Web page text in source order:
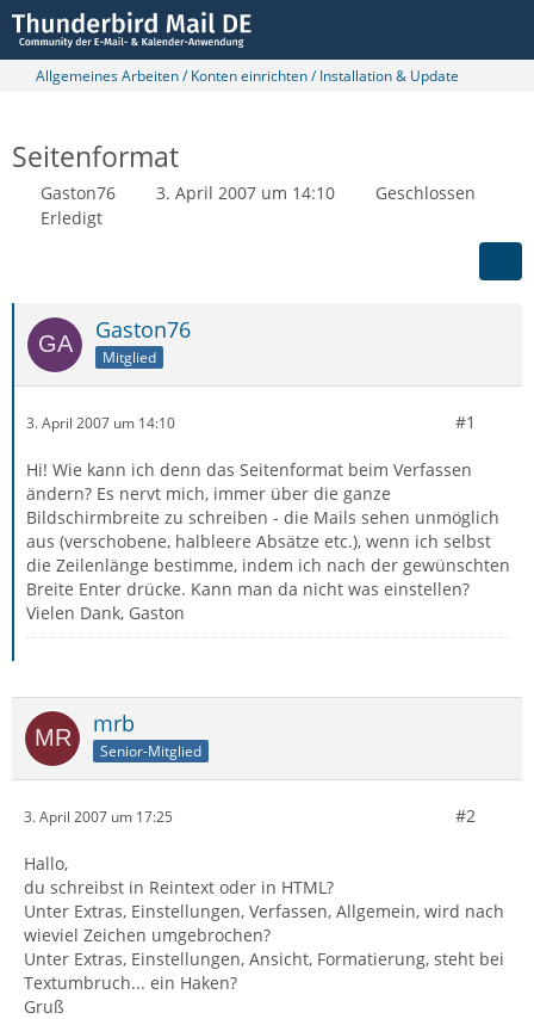
Allgemeines Arbeiten / Konten einrichten / Installation & Update
Seitenformat
Gaston76 3. April 2007 um 14:10
Geschlossen
Erledigt
Gaston76
Mitglied
3. April 2007 um 14:10 #1
Hi! Wie kann ich denn das Seitenformat beim Verfassen
ändern? Es nervt mich, immer über die ganze
Bildschirmbreite zu schreiben - die Mails sehen unmöglich
aus (verschobene, halbleere Absätze etc.), wenn ich selbst
die Zeilenlänge bestimme, indem ich nach der gewünschten
Breite Enter drücke. Kann man da nicht was einstellen?
Vielen Dank, Gaston
mrb
Senior-Mitglied
3. April 2007 um 17:25 #2
Hallo,
du schreibst in Reintext oder in HTML?
Unter Extras, Einstellungen, Verfassen, Allgemein, wird nach
wieviel Zeichen umgebrochen?
Unter Extras, Einstellungen, Ansicht, Formatierung, steht bei
Textumbruch... ein Haken?
Gruß